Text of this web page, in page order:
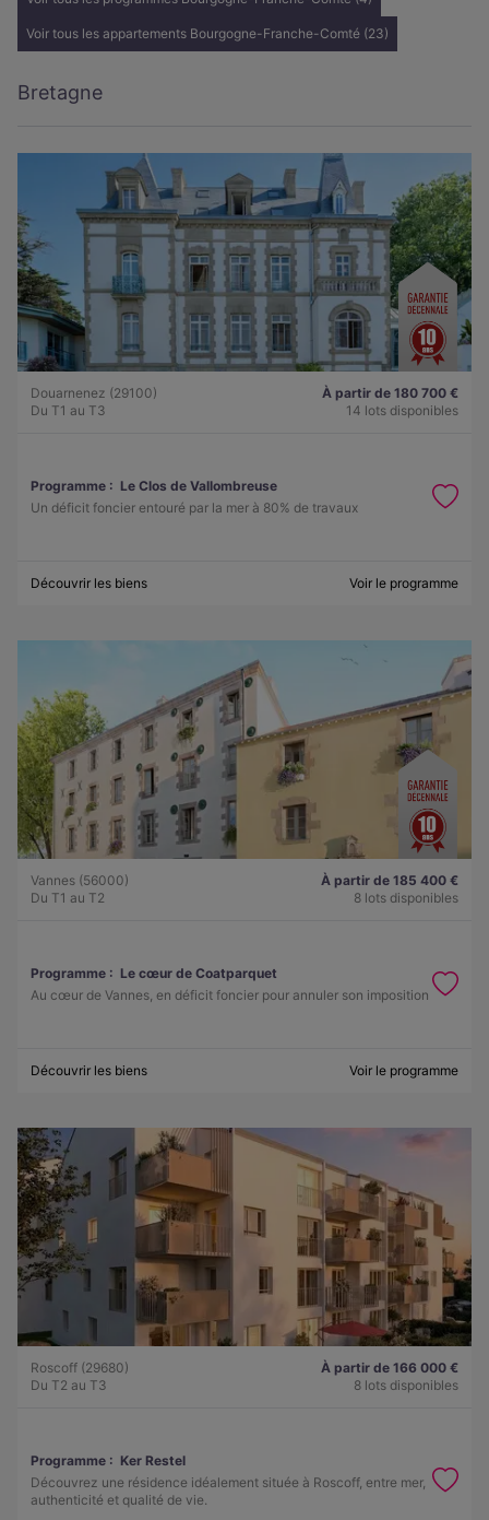
Voir tous les appartements Bourgogne-Franche-Comté (23)
Bretagne
Douarnenez (29100)
Du T1 au T3
À partir de 180 700 €
14 lots disponibles
Programme : Le Clos de Vallombreuse
Un déficit foncier entouré par la mer à 80% de travaux
Découvrir les biens Voir le programme
Vannes (56000)
Du T1 au T2
À partir de 185 400 €
8 lots disponibles
Programme : Le cœur de Coatparquet
Au cœur de Vannes, en déficit foncier pour annuler son imposition
Découvrir les biens Voir le programme
Roscoff (29680)
Du T2 au T3
À partir de 166 000 €
8 lots disponibles
Programme : Ker Restel
Découvrez une résidence idéalement située à Roscoff, entre mer,
authenticité et qualité de vie.